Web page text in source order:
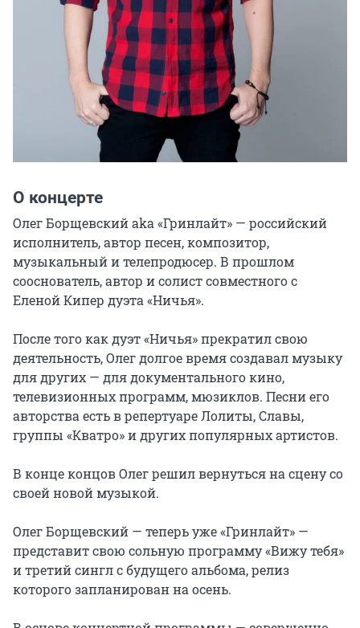
О концерте
Олег Борщевский aka «Гринлайт» — российский
исполнитель, автор песен, композитор,
музыкальный и телепродюсер. В прошлом
сооснователь, автор и солист совместного с
Еленой Кипер дуэта «Ничья».
После того как дуэт «Ничья» прекратил свою
деятельность, Олег долгое время создавал музыку
для других — для документального кино,
телевизионных программ, мюзиклов. Песни его
авторства есть в репертуаре Лолиты, Славы,
группы «Кватро» и других популярных артистов.
В конце концов Олег решил вернуться на сцену со
своей новой музыкой.
Олег Борщевский — теперь уже «Гринлайт» —
представит свою сольную программу «Вижу тебя»
и третий сингл с будущего альбома, релиз
которого запланирован на осень.